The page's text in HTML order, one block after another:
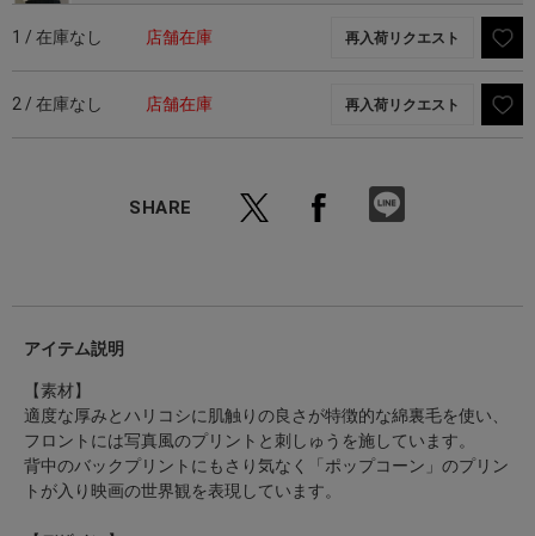
1 / 在庫なし 店舗在庫 再入荷リクエスト
2 / 在庫なし 店舗在庫 再入荷リクエスト
SHARE
アイテム説明
【素材】
適度な厚みとハリコシに肌触りの良さが特徴的な綿裏毛を使い、
フロントには写真風のプリントと刺しゅうを施しています。
背中のバックプリントにもさり気なく「ポップコーン」のプリン
トが入り映画の世界観を表現しています。